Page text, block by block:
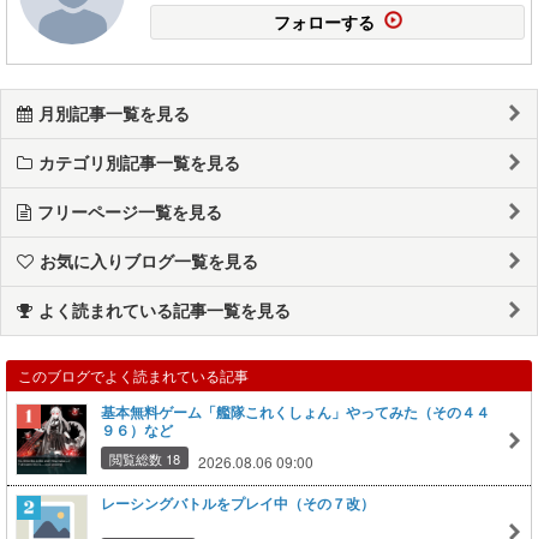
フォローする
月別記事一覧を見る
カテゴリ別記事一覧を見る
フリーページ一覧を見る
お気に入りブログ一覧を見る
よく読まれている記事一覧を見る
このブログでよく読まれている記事
基本無料ゲーム「艦隊これくしょん」やってみた（その４４
９６）など
閲覧総数 18 2026.08.06 09:00
レーシングバトルをプレイ中（その７改）